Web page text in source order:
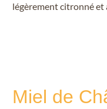
légèrement citronné et
Miel de